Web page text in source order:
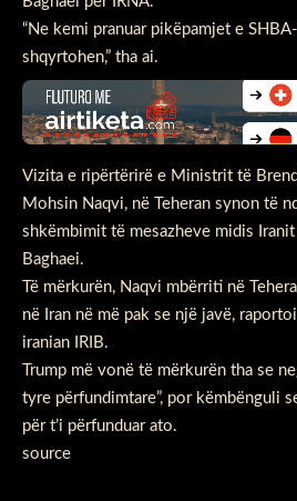
“Ne kemi pranuar pikëpamjet e
shqyrtohen,” tha ai.
Vizita e ripërtërirë e Ministrit të
Mohsin Naqvi, në Teheran synon të
shkëmbimit të mesazheve midis
Baghaei.
Të mërkurën, Naqvi mbërriti në
në Iran në më pak se një javë,
iranian IRIB.
Trump më vonë të mërkurën tha se
tyre përfundimtare”, por këmbënguli
për t’i përfunduar ato.
source